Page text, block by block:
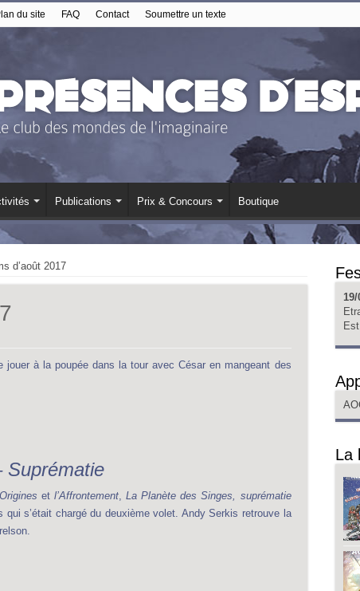
du site FAQ Contact Soumettre un texte
Publications Prix & Concours Boutique
d’août 2017
jouer à la poupée dans la tour avec César en mangeant des
Suprématie
etl’Affrontement,La Planète des Singes, suprématie
s’était chargé du deuxième volet. Andy Serkis retrouve la
19/
Est
La